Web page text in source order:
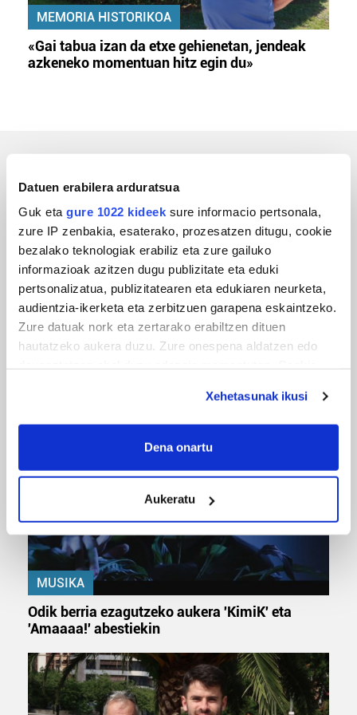
Datuen erabilera arduratsua
Guk eta gure 1022 kideek sure informacio pertsonala,
zure IP zenbakia, esaterako, prozesatzen ditugu, cookie
bezalako teknologiak erabiliz eta zure gailuko
informazioak azitzen dugu publizitate eta eduki
pertsonalizatua, publizitatearen eta edukiaren neurketa,
audientzia-ikerketa eta zerbitzuen garapena eskaintzeko.
Zure datuak nork eta zertarako erabiltzen dituen
hautatzeko aukera duzu. Zure onespena aldatzen edo
If you allow, we would also like to:
Collect information about your geographical
Identify your device by actively scanning it for
specific characteristics (fingerprinting)
Find out more about how your personal data is processed
and set your preferences in thedetails section.
prozesatzen ditugu, zure IP zenbakia, besteak beste,
pertsonalizatuak eskaintzeko, iragarkiak eta edukia
neurtzeko, jendeari buruzko informazioa biltzeko eta
produktuak garatzeko. Zure datuak nork eta zertarako
Xehetasunak ikusi
Dena onartu
Aukeratu
MEMORIA HISTORIKOA
«Gai tabua izan da etxe gehienetan, jendeak
azkeneko momentuan hitz egin du»
URBIAKO FESTA
Urbiako zelaiak erromeria leku
MUSIKA
Odik berria ezagutzeko aukera 'KimiK' eta
'Amaaaa!' abestiekin